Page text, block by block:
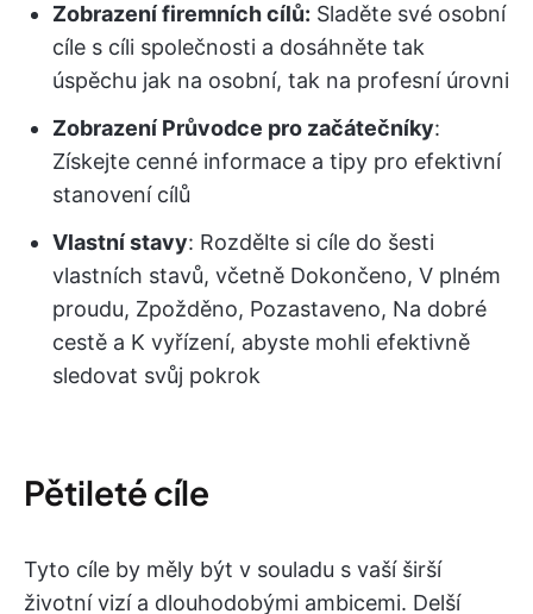
Zobrazení firemních cílů: Sladěte své osobní
cíle s cíli společnosti a dosáhněte tak
úspěchu jak na osobní, tak na profesní úrovni
Zobrazení Průvodce pro začátečníky:
Získejte cenné informace a tipy pro efektivní
stanovení cílů
Vlastní stavy: Rozdělte si cíle do šesti
vlastních stavů, včetně Dokončeno, V plném
proudu, Zpožděno, Pozastaveno, Na dobré
cestě a K vyřízení, abyste mohli efektivně
sledovat svůj pokrok
Pětileté cíle
Tyto cíle by měly být v souladu s vaší širší
životní vizí a dlouhodobými ambicemi. Delší